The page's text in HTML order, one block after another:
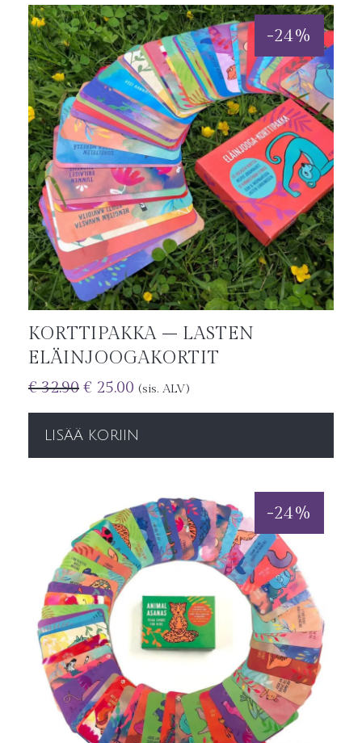
-24%
KORTTIPAKKA – LASTEN
ELÄINJOOGAKORTIT
€32.90 € 25.00 (sis. ALV)
LISÄÄ KORIIN
-24%